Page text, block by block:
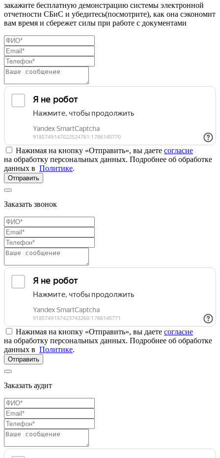
закажите бесплатную демонстрацию системы электронной
отчетности СБиС и убедитесь(посмотрите), как она сэкономит
вам время и сбережет силы при работе с документами
Нажимая на кнопку «Отправить», вы даете согласие
на обработку персональных данных. Подробнее об обработке
данных в Политике.
Отправить
Заказать звонок
Нажимая на кнопку «Отправить», вы даете согласие
на обработку персональных данных. Подробнее об обработке
данных в Политике.
Отправить
Заказать аудит